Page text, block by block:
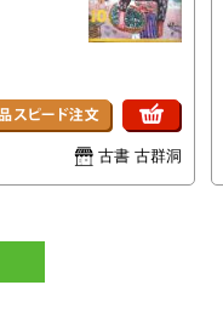
古書 古群洞